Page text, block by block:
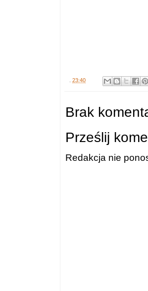
. 23:40
Brak
Prześlij
Redakcja nie